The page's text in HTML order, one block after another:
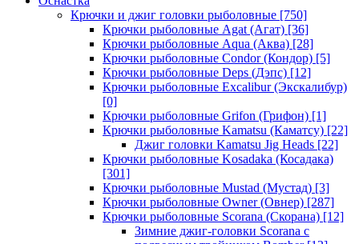
Крючки и джиг головки рыболовные [750]
Крючки рыболовные Agat (Агат) [36]
Крючки рыболовные Aqua (Аква) [28]
Крючки рыболовные Condor (Кондор) [5]
Крючки рыболовные Deps (Дэпс) [12]
Крючки рыболовные Excalibur (Экскалибур)
[0]
Крючки рыболовные Grifon (Грифон) [1]
Крючки рыболовные Kamatsu (Каматсу) [22]
Джиг головки Kamatsu Jig Heads [22]
Крючки рыболовные Kosadaka (Косадака)
[301]
Крючки рыболовные Mustad (Мустад) [3]
Крючки рыболовные Owner (Овнер) [287]
Крючки рыболовные Scorana (Скорана) [12]
Зимние джиг-головки Scorana с